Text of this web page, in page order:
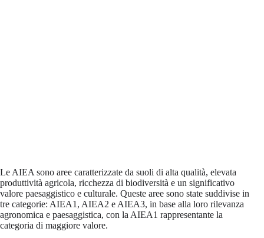
Le AIEA sono aree caratterizzate da suoli di alta qualità, elevata
produttività agricola, ricchezza di biodiversità e un significativo
valore paesaggistico e culturale. Queste aree sono state suddivise in
tre categorie: AIEA1, AIEA2 e AIEA3, in base alla loro rilevanza
agronomica e paesaggistica, con la AIEA1 rappresentante la
categoria di maggiore valore.